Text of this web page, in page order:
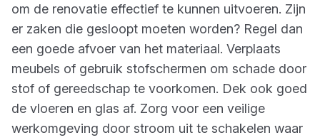
om de renovatie effectief te kunnen uitvoeren. Zijn
er zaken die gesloopt moeten worden? Regel dan
een goede afvoer van het materiaal. Verplaats
meubels of gebruik stofschermen om schade door
stof of gereedschap te voorkomen. Dek ook goed
de vloeren en glas af. Zorg voor een veilige
werkomgeving door stroom uit te schakelen waar